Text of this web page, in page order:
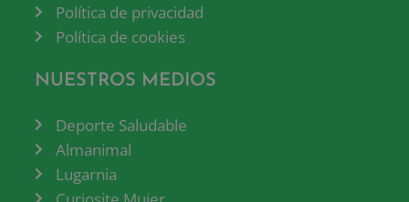
Política de privacidad
Política de cookies
NUESTROS MEDIOS
Deporte Saludable
Almanimal
Lugarnia